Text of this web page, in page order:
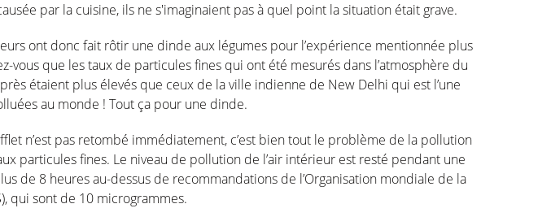
par la cuisine, ils ne s'imaginaient pas à quel point la situation était grave.
ont donc fait rôtir une dinde aux légumes pour l’expérience mentionnée plus
vous que les taux de particules fines qui ont été mesurés dans l’atmosphère du
étaient plus élevés que ceux de la ville indienne de New Delhi qui est l’une
au monde ! Tout ça pour une dinde.
n’est pas retombé immédiatement, c’est bien tout le problème de la pollution
particules fines. Le niveau de pollution de l’air intérieur est resté pendant une
de 8 heures au-dessus de recommandations de l’Organisation mondiale de la
qui sont de 10 microgrammes.